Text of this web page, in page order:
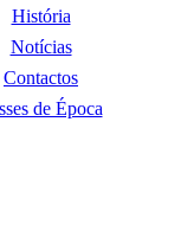
História
Notícias
Contactos
de Época